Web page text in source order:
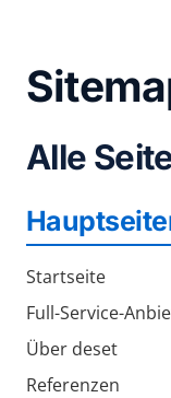
Alle
Startseite
Full-Service-
Über deset
Referenzen